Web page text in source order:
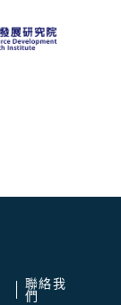
聯絡我
們